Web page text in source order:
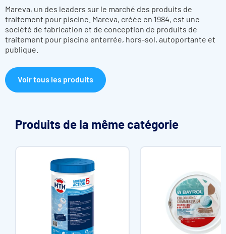
Mareva, un des leaders sur le marché des produits de
traitement pour piscine. Mareva, créée en 1984, est une
société de fabrication et de conception de produits de
traitement pour piscine enterrée, hors-sol, autoportante et
publique.
Voir tous les produits
Produits de la même catégorie